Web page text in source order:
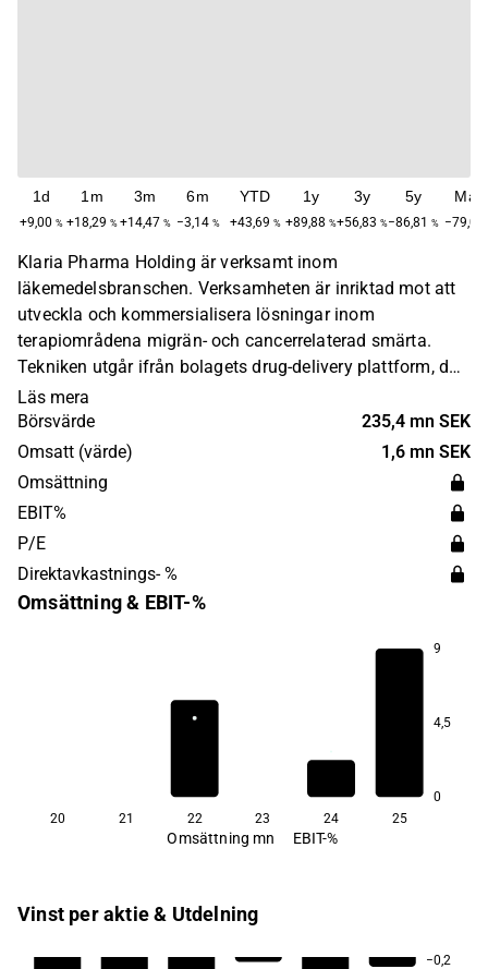
1d
+9,00 %
1m
+18,29 %
3m
+14,47 %
6m
−3,14 %
YTD
+43,69 %
1y
+89,88 %
3y
+56,83 %
5y
−86,81 %
Max
−79,06
Klaria Pharma Holding är verksamt inom
läkemedelsbranschen. Verksamheten är inriktad mot att
utveckla och kommersialisera lösningar inom
terapiområdena migrän- och cancerrelaterad smärta.
Tekniken utgår ifrån bolagets drug-delivery plattform, där
produkten består av alginatbaserad polymerfilm. Filmen
fästs i patientens munslemhinna vilket möjliggör
distribution av läkemedel i kroppen. Huvudkontoret ligger
i Uppsala.
Läs mera
Börsvärde
235,4 mn SEK
Omsatt (värde)
1,6 mn SEK
Omsättning
EBIT%
P/E
Direktavkastnings- %
Omsättning & EBIT-%
9
4,5
0
20
21 22 23 24 25
Omsättning mn EBIT-%
Vinst per aktie & Utdelning
−0,2